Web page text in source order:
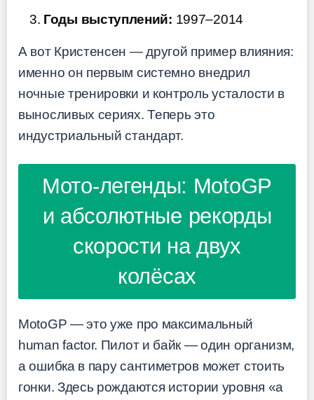
Годы выступлений: 1997–2014
А вот Кристенсен — другой пример влияния:
именно он первым системно внедрил
ночные тренировки и контроль усталости в
выносливых сериях. Теперь это
индустриальный стандарт.
Мото-легенды: MotoGP
и абсолютные рекорды
скорости на двух
колёсах
MotoGP — это уже про максимальный
human factor. Пилот и байк — один организм,
а ошибка в пару сантиметров может стоить
гонки. Здесь рождаются истории уровня «а